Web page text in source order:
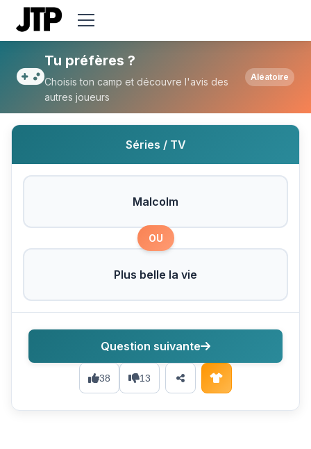
Tu préfères Malcolm ou Plus belle la vie ?
Tu préfères ?
Choisis ton camp et découvre l'avis des
autres joueurs
Aléatoire
Séries / TV
Malcolm
OU
Plus belle la vie
38 13
Question suivante